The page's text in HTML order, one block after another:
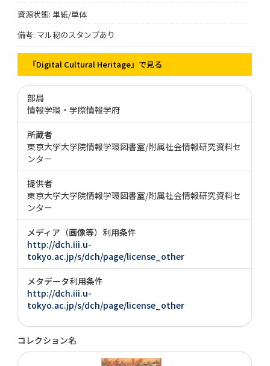
資源状態: 単紙/単体
備考: マル秘のスタンプあり
『Digital Cultural Heritage』で見る
部局
情報学環・学際情報学府
所蔵者
東京大学大学院情報学環図書室/附属社会情報研究資料セ
ンター
提供者
東京大学大学院情報学環図書室/附属社会情報研究資料セ
ンター
メディア（画像等）利用条件
http://dch.iii.u-
tokyo.ac.jp/s/dch/page/license_other
メタデータ利用条件
http://dch.iii.u-
tokyo.ac.jp/s/dch/page/license_other
コレクション名